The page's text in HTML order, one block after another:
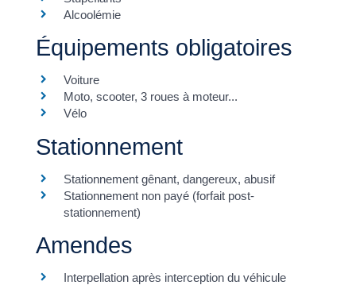
Alcoolémie
Équipements obligatoires
Voiture
Moto, scooter, 3 roues à moteur...
Vélo
Stationnement
Stationnement gênant, dangereux, abusif
Stationnement non payé (forfait post-
stationnement)
Amendes
Interpellation après interception du véhicule